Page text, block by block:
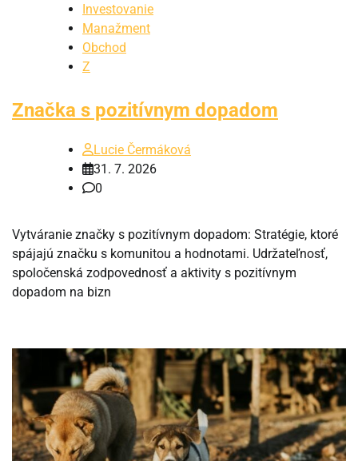
Investovanie
Manažment
Obchod
Z
Značka s pozitívnym dopadom
Lucie Čermáková
31. 7. 2026
0
Vytváranie značky s pozitívnym dopadom: Stratégie, ktoré
spájajú značku s komunitou a hodnotami. Udržateľnosť,
spoločenská zodpovednosť a aktivity s pozitívnym
dopadom na bizn